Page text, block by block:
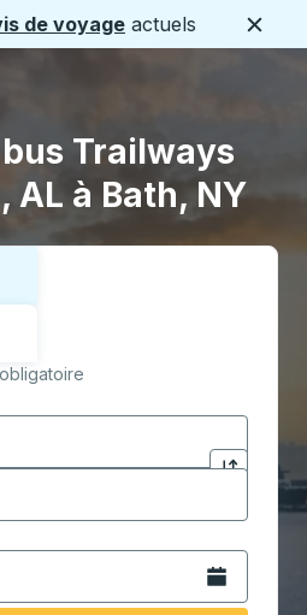
de voyage actuels
Trailways
AL à Bath, NY
un aller-retour:
la ville d'origine pour ouvrir
Cliquez
la ville de destination pour
date Barre oblique du mois à
Ouvrez le